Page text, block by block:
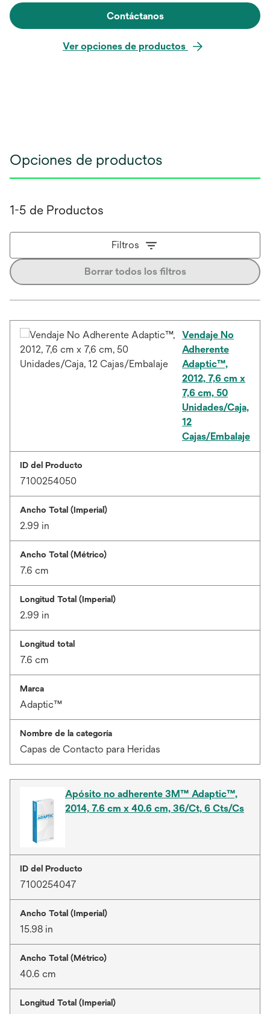
Contáctanos
Ver opciones de productos
Opciones de productos
1-5 de Productos
Filtros
Borrar todos los filtros
Vendaje No
Adherente
Adaptic™,
2012, 7,6 cm x
7,6 cm, 50
Unidades/Caja,
12
Cajas/Embalaje
ID del Producto
7100254050
Ancho Total (Imperial)
2.99 in
Ancho Total (Métrico)
7.6 cm
Longitud Total (Imperial)
2.99 in
Longitud total
7.6 cm
Marca
Adaptic™
Nombre de la categoría
Capas de Contacto para Heridas
Apósito no adherente 3M™ Adaptic™,
2014, 7.6 cm x 40.6 cm, 36/Ct, 6 Cts/Cs
ID del Producto
7100254047
Ancho Total (Imperial)
15.98 in
Ancho Total (Métrico)
40.6 cm
Longitud Total (Imperial)